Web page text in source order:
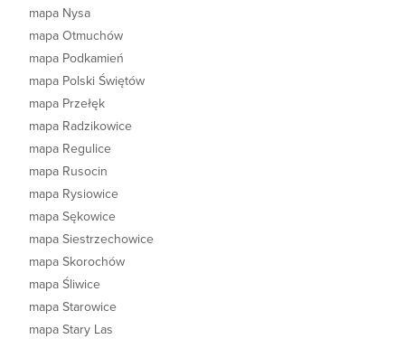
mapa Nysa
mapa Otmuchów
mapa Podkamień
mapa Polski Świętów
mapa Przełęk
mapa Radzikowice
mapa Regulice
mapa Rusocin
mapa Rysiowice
mapa Sękowice
mapa Siestrzechowice
mapa Skorochów
mapa Śliwice
mapa Starowice
mapa Stary Las